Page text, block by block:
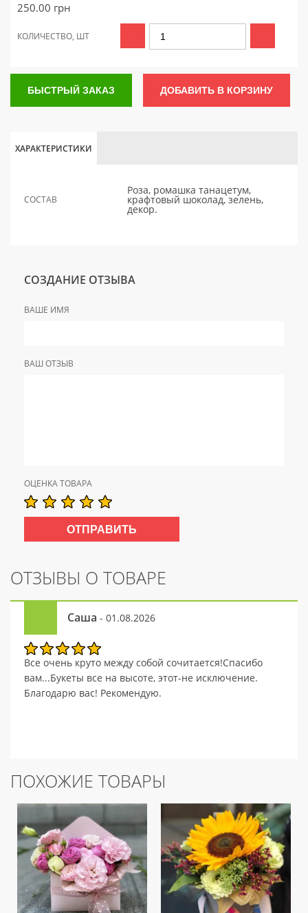
250.00 грн
КОЛИЧЕСТВО, ШТ
БЫСТРЫЙ ЗАКАЗ ДОБАВИТЬ В КОРЗИНУ
ХАРАКТЕРИСТИКИ
СОСТАВ
Роза, ромашка танацетум,
крафтовый шоколад, зелень,
декор.
СОЗДАНИЕ ОТЗЫВА
ВАШЕ ИМЯ
ВАШ ОТЗЫВ
ОЦЕНКА ТОВАРА
ОТЗЫВЫ О ТОВАРЕ
Саша - 01.08.2026
Все очень круто между собой сочитается!Спасибо
вам...Букеты все на высоте, этот-не исключение.
Благодарю вас! Рекомендую.
ПОХОЖИЕ ТОВАРЫ